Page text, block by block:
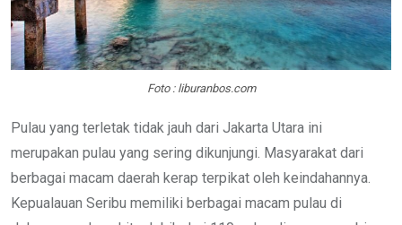
Foto : liburanbos.com
Pulau yang terletak tidak jauh dari Jakarta Utara ini
merupakan pulau yang sering dikunjungi. Masyarakat dari
berbagai macam daerah kerap terpikat oleh keindahannya.
Kepualauan Seribu memiliki berbagai macam pulau di